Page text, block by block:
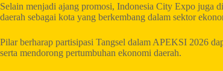
Selain menjadi ajang promosi, Indonesia City Expo juga
daerah sebagai kota yang berkembang dalam sektor
Pilar berharap partisipasi Tangsel dalam APEKSI 2026
serta mendorong pertumbuhan ekonomi daerah.